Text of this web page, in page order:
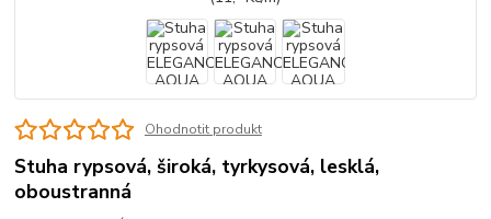
Ohodnotit produkt
Stuha rypsová, široká, tyrkysová, lesklá,
oboustranná